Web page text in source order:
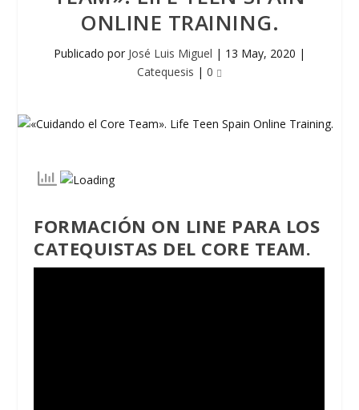
ONLINE TRAINING.
Publicado por José Luis Miguel | 13 May, 2020 |
Catequesis | 0
FORMACIÓN ON LINE PARA LOS
CATEQUISTAS DEL CORE TEAM.